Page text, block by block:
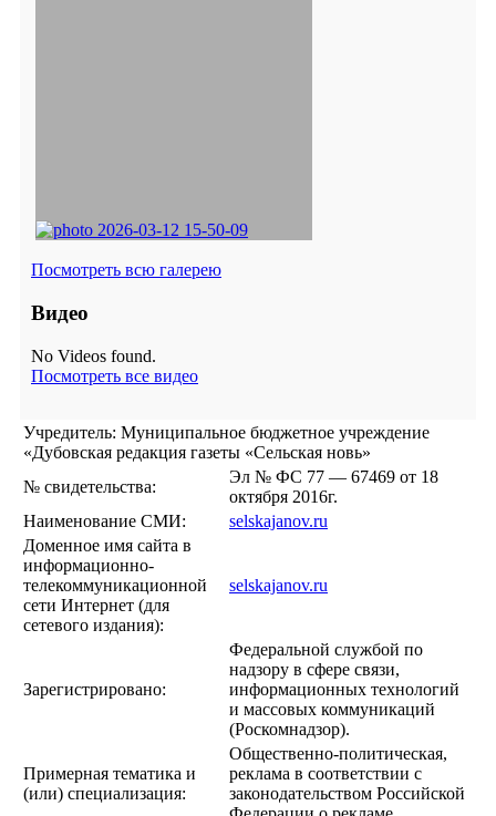
Посмотреть всю галерею
Видео
No Videos found.
Посмотреть все видео
Учредитель: Муниципальное бюджетное учреждение
«Дубовская редакция газеты «Сельская новь»
№ свидетельства:
Эл № ФС 77 — 67469 от 18
октября 2016г.
Наименование СМИ:
selskajanov.ru
Доменное имя сайта в
информационно-
телекоммуникационной
сети Интернет (для
сетевого издания):
selskajanov.ru
Зарегистрировано:
Федеральной службой по
надзору в сфере связи,
информационных технологий
и массовых коммуникаций
(Роскомнадзор).
Примерная тематика и
(или) специализация:
Общественно-политическая,
реклама в соответствии с
законодательством Российской